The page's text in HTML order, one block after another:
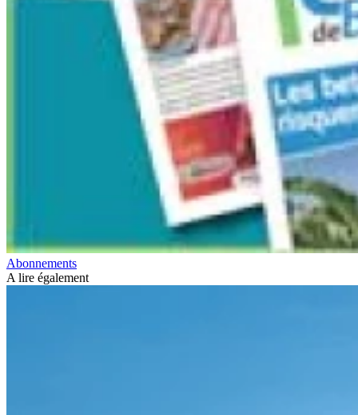
Abonnements
A lire également